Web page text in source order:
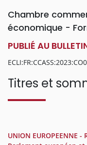
Chambre
économique -
PUBLIÉ AU
Titres et
UNION EUROPEENNE